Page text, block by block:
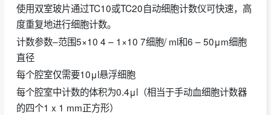
使用双室玻片通过TC10或TC20自动细胞计数仪可快速，高
度重复地进行细胞计数。
计数参数–范围5×10 4 – 1×10 7细胞/ ml和6 – 50μm细胞
直径
每个腔室仅需要10μl悬浮细胞
每个腔室中计数的体积为0.4μl（相当于手动血细胞计数器
的四个1 x 1 mm正方形）